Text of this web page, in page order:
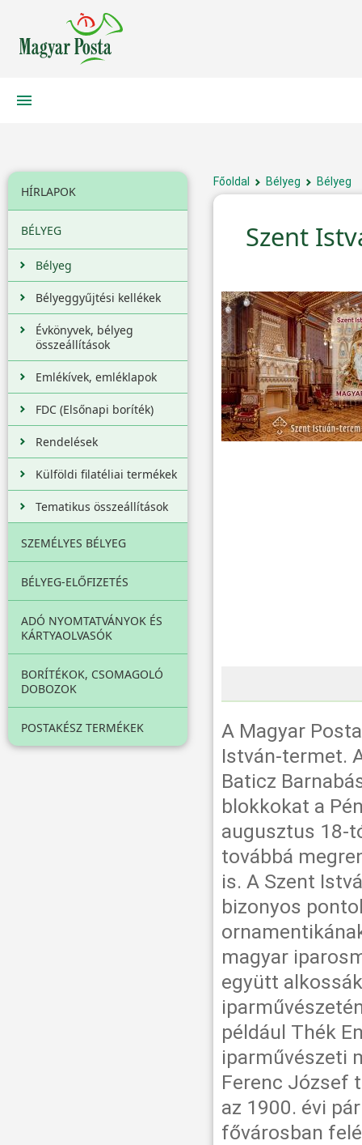
HÍRLAPOK
BÉLYEG
Bélyeg
Bélyeggyűjtési kellékek
Évkönyvek, bélyeg
összeállítások
Emlékívek, emléklapok
FDC (Elsőnapi boríték)
Rendelések
Külföldi filatéliai termékek
Tematikus összeállítások
SZEMÉLYES BÉLYEG
BÉLYEG-ELŐFIZETÉS
ADÓ NYOMTATVÁNYOK ÉS
KÁRTYAOLVASÓK
BORÍTÉKOK, CSOMAGOLÓ
DOBOZOK
POSTAKÉSZ TERMÉKEK
Főoldal Bélyeg Bélyeg
Szent
A Magyar
István-termet.
Baticz
blokkokat a
augusztus 18-
továbbá
is. A Szent
bizonyos
magyar
együtt
például Thék
iparművészeti
Ferenc József
az 1900. évi
fővárosban